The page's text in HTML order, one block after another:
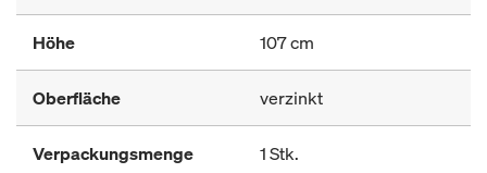
Höhe 107 cm
Oberfläche verzinkt
Verpackungsmenge 1 Stk.